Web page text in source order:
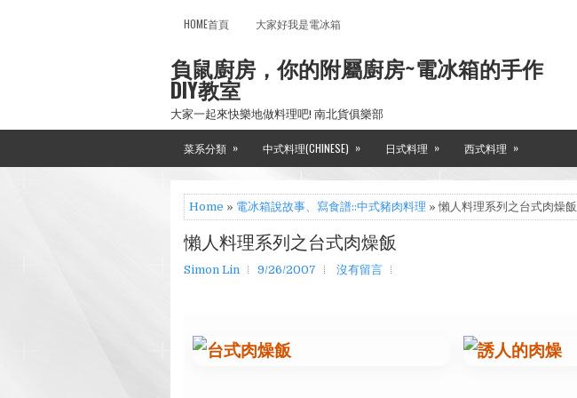
HOME首頁 大家好我是電冰箱
負鼠廚房，你的附屬廚房~電冰箱的手作
DIY教室
大家一起來快樂地做料理吧! 南北貨俱樂部
菜系分類 » 中式料理(CHINESE) » 日式料理 » 西式料理 »
Home » 電冰箱說故事、寫食譜::中式豬肉料理 » 懶人料理系列之台式肉燥飯
懶人料理系列之台式肉燥飯
Simon Lin 9/26/2007 沒有留言